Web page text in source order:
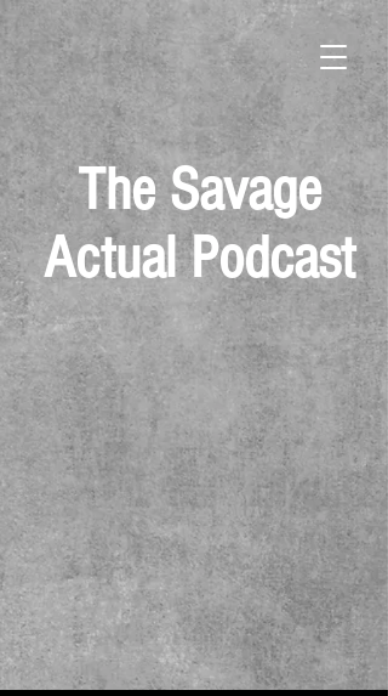
The Savage
Actual Podcast